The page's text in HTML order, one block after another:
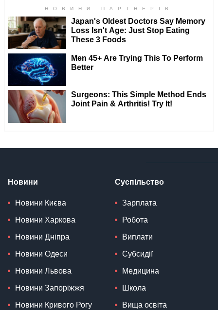
Новини
Новини Києва
Новини Харкова
Новини Дніпра
Новини Одеси
Новини Львова
Новини Запоріжжя
Новини Кривого Рогу
Суспільство
Зарплата
Робота
Виплати
Субсидії
Медицина
Школа
Вища освіта